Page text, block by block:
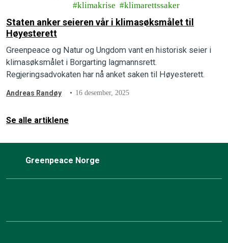
klimakrise
klimarettssaker
Staten anker seieren vår i klimasøksmålet til
Høyesterett
Greenpeace og Natur og Ungdom vant en historisk seier i
klimasøksmålet i Borgarting lagmannsrett.
Regjeringsadvokaten har nå anket saken til Høyesterett.
Andreas Randøy 16 desember, 2025
Se alle artiklene
Greenpeace Norge